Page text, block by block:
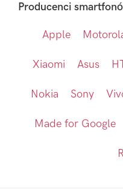
Producenci
Apple
Xiaomi Asus
Nokia Sony
Made for Google